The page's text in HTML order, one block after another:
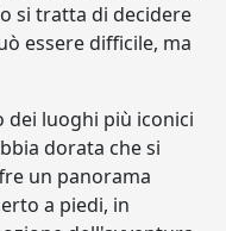
si tratta di decidere
essere difficile, ma
dei luoghi più iconici
dorata che si
un panorama
a piedi, in